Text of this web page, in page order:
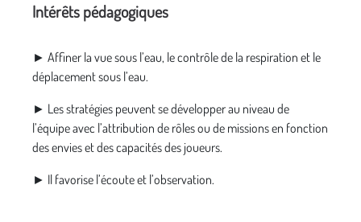
Intérêts pédagogiques
► Affiner la vue sous l’eau, le contrôle de la respiration et le
déplacement sous l’eau.
► Les stratégies peuvent se développer au niveau de
l’équipe avec l’attribution de rôles ou de missions en fonction
des envies et des capacités des joueurs.
► Il favorise l’écoute et l’observation.